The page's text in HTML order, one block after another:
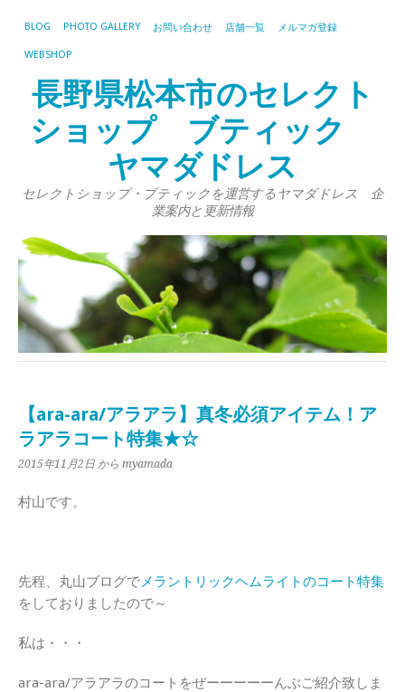
BLOG PHOTO GALLERY お問い合わせ 店舗一覧 メルマガ登録
WEBSHOP
長野県松本市のセレクト
ショップ ブティック
ヤマダドレス
セレクトショップ・ブティックを運営するヤマダドレス 企
業案内と更新情報
【ara-ara/アラアラ】真冬必須アイテム！ア
ラアラコート特集★☆
2015年11月2日 から myamada
村山です。
先程、丸山ブログで メラントリックヘムライトのコート特集
をしておりましたので～
私は・・・
ara-ara/アラアラのコートをぜーーーーーんぶご紹介致しま